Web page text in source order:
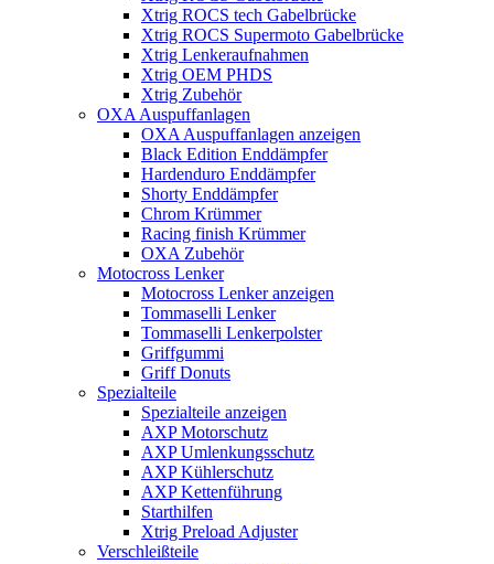
Xtrig ROCS tech Gabelbrücke
Xtrig ROCS Supermoto Gabelbrücke
Xtrig Lenkeraufnahmen
Xtrig OEM PHDS
Xtrig Zubehör
OXA Auspuffanlagen
OXA Auspuffanlagen anzeigen
Black Edition Enddämpfer
Hardenduro Enddämpfer
Shorty Enddämpfer
Chrom Krümmer
Racing finish Krümmer
OXA Zubehör
Motocross Lenker
Motocross Lenker anzeigen
Tommaselli Lenker
Tommaselli Lenkerpolster
Griffgummi
Griff Donuts
Spezialteile
Spezialteile anzeigen
AXP Motorschutz
AXP Umlenkungsschutz
AXP Kühlerschutz
AXP Kettenführung
Starthilfen
Xtrig Preload Adjuster
Verschleißteile